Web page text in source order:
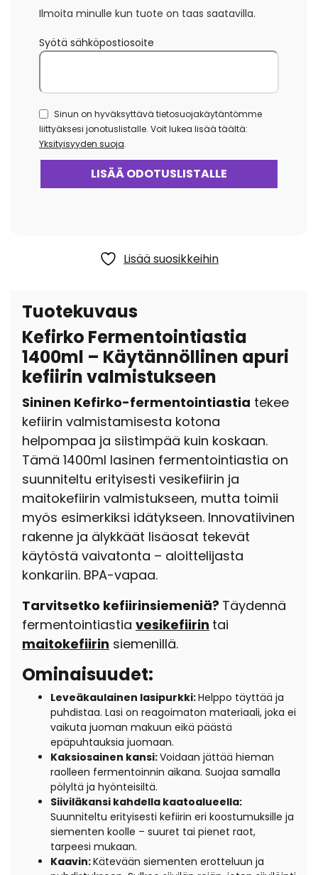
Ilmoita minulle kun tuote on taas saatavilla.
Syötä sähköpostiosoite
Sinun on hyväksyttävä tietosuojakäytäntömme
liittyäksesi jonotuslistalle. Voit lukea lisää täältä:
Yksityisyyden suoja.
Lisää suosikkeihin
Tuotekuvaus
Kefirko Fermentointiastia
1400ml – Käytännöllinen apuri
kefiirin valmistukseen
Sininen Kefirko-fermentointiastia tekee
kefiirin valmistamisesta kotona
helpompaa ja siistimpää kuin koskaan.
Tämä 1400ml lasinen fermentointiastia on
suunniteltu erityisesti vesikefiirin ja
maitokefiirin valmistukseen, mutta toimii
myös esimerkiksi idätykseen. Innovatiivinen
rakenne ja älykkäät lisäosat tekevät
käytöstä vaivatonta – aloittelijasta
konkariin. BPA-vapaa.
Tarvitsetko kefiirinsiemeniä? Täydennä
fermentointiastia vesikefiirin tai
maitokefiirin siemenillä.
Ominaisuudet:
Leveäkaulainen lasipurkki:Helppo täyttää ja
puhdistaa. Lasi on reagoimaton materiaali, joka ei
vaikuta juoman makuun eikä päästä
epäpuhtauksia juomaan.
Kaksiosainen kansi:Voidaan jättää hieman
raolleen fermentoinnin aikana. Suojaa samalla
pölyltä ja hyönteisiltä.
Siiviläkansi kahdella kaatoalueella:
Suunniteltu erityisesti kefiirin eri koostumuksille ja
siementen koolle – suuret tai pienet raot,
tarpeesi mukaan.
Kaavin:Kätevään siementen erotteluun ja